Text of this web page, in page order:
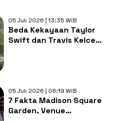
05 Juli 2026 | 13:35 WIB
Beda Kekayaan Taylor
Swift dan Travis Kelce
05 Juli 2026 | 08:19 WIB
7 Fakta Madison Square
Garden, Venue